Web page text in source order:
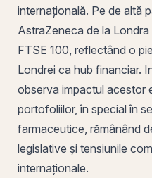
internațională. Pe de altă
AstraZeneca de la
FTSE 100, reflectând o
Londrei ca hub financiar.
observa impactul acestor
portofoliilor, în special în
farmaceutice, rămânând
legislative și tensiunile
internaționale.